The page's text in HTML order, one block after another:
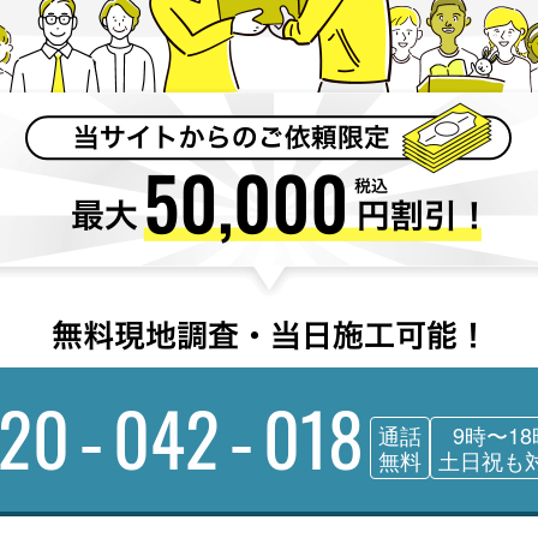
042-018 通話
無料
9時〜18
土日祝も